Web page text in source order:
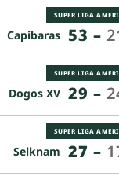
SUPER LIGA
Capibaras 53 –
SUPER LIGA
Dogos XV 29 –
SUPER LIGA
Selknam 27 –